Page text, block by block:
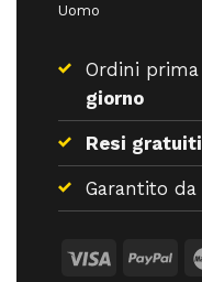
Uomo
Ordini
giorno
Resi gratuiti
Garantito